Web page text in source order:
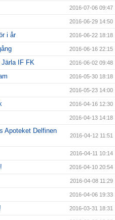
2016-07-06 09:47
2016-06-29 14:50
i år 2016-06-22 18:18
2016-06-16 22:15
IF FK 2016-06-02 09:48
2016-05-30 18:18
2016-05-23 14:00
2016-04-16 12:30
2016-04-13 14:18
Apoteket Delfinen
2016-04-12 11:51
2016-04-11 10:14
2016-04-10 20:54
2016-04-08 11:29
2016-04-06 19:33
2016-03-31 18:31